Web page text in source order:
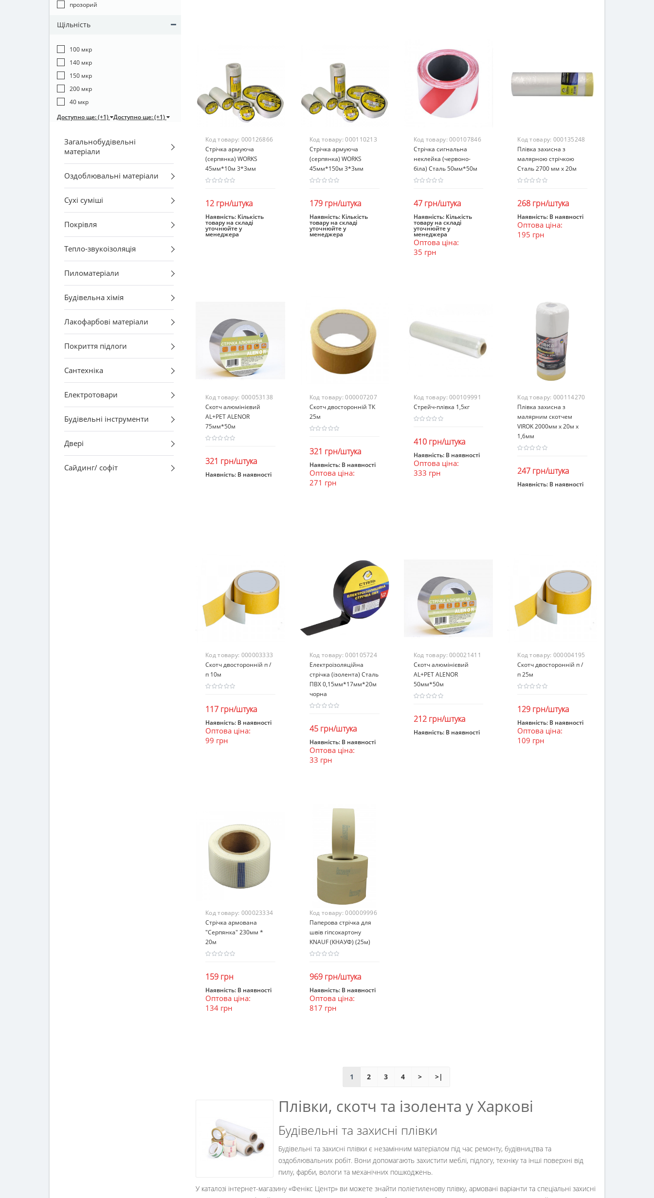
прозорий
Щільність
100 мкр
140 мкр
150 мкр
200 мкр
40 мкр
Доступно ще: (+1) Доступно ще: (+1)
Загальнобудівельні
матеріали
Оздоблювальні матеріали
Сухі суміші
Покрівля
Тепло-звукоізоляція
Пиломатеріали
Будівельна хімія
Лакофарбові матеріали
Покриття підлоги
Сантехніка
Електротовари
Будівельні інструменти
Двері
Сайдинг/ софіт
Код товару: 000126866
Стрічка армуюча
(серпянка) WORKS
45мм*10м 3*3мм
12 грн/штука
В кошик
Наявність: Кількість
товару на складі
уточнюйте у
менеджера
Код товару:000110213
Стрічка армуюча
(серпянка) WORKS
45мм*150м 3*3мм
179 грн/штука
В кошик
Наявність: Кількість
товару на складі
уточнюйте у
менеджера
Код товару:000107846
Стрічка сигнальна
неклейка (червоно-
біла) Сталь 50мм*50м
47 грн/штука
В кошик
Наявність: Кількість
товару на складі
уточнюйте у
менеджера
Оптова ціна:
35 грн
Код товару: 000135248
Плівка захисна з
малярною стрічкою
Сталь 2700 мм х 20м
268 грн/штука
В кошик
Наявність: В наявності
Оптова ціна:
195 грн
Код товару: 000053138
Скотч алюмінієвий
AL+PET ALENOR
75мм*50м
321 грн/штука
Наявність: В наявності
Код товару:000007207
Скотч двосторонній ТК
25м
321 грн/штука
В кошик
Наявність: В наявності
Оптова ціна:
271 грн
Код товару:000109991
Стрейч-плівка 1,5кг
410 грн/штука
В кошик
Наявність: В наявності
Оптова ціна:
333 грн
Код товару: 000114270
Плівка захисна з
малярним скотчем
VIROK 2000мм х 20м х
1,6мм
247 грн/штука
Наявність: В наявності
Код товару: 000003333
Скотч двосторонній п /
п 10м
117 грн/штука
В кошик
Наявність: В наявності
Оптова ціна:
99 грн
Код товару:000105724
Електроізоляційна
стрічка (ізолента) Сталь
ПВХ 0,15мм*17мм*20м
чорна
45 грн/штука
В кошик
Наявність: В наявності
Оптова ціна:
33 грн
Код товару:000021411
Скотч алюмінієвий
AL+PET ALENOR
50мм*50м
212 грн/штука
Наявність: В наявності
Код товару: 000004195
Скотч двосторонній п /
п 25м
129 грн/штука
В кошик
Наявність: В наявності
Оптова ціна:
109 грн
Код товару: 000023334
Стрічка армована
"Серпянка" 230мм *
20м
159 грн
В кошик
Наявність: В наявності
Оптова ціна:
134 грн
Код товару:000009996
Паперова стрічка для
швів гіпсокартону
KNAUF (КНАУФ) (25м)
969 грн/штука
В кошик
Наявність: В наявності
Оптова ціна:
817 грн
1 2 3 4 > >|
Плівки, скотч та ізолента у Харкові
Будівельні та захисні плівки
Будівельні та захисні плівки є незамінним матеріалом під час ремонту, будівництва та
оздоблювальних робіт. Вони допомагають захистити меблі, підлогу, техніку та інші поверхні від
пилу, фарби, вологи та механічних пошкоджень.
У каталозі інтернет-магазину«Фенікс Центр» ви можете знайти поліетиленову плівку, армовані варіанти та спеціальні захисні